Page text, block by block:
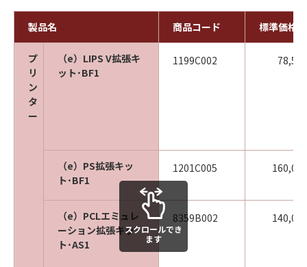
製品名 商品コード 標準価格
プ
リ
ン
タ
ー
（e）LIPS V拡張キ
ット･BF1
1199C002
（e）PS拡張キッ
ト･BF1
1201C005
（e）PCLエミュレ
ーション拡張キッ
ト･AS1
8359B002
スクロールでき
ます